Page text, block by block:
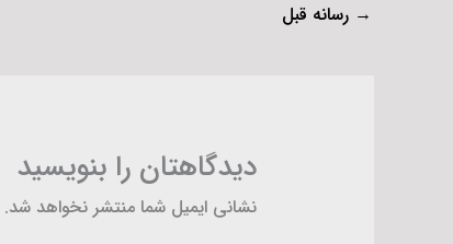
→ رسانه قبل
دیدگاهتان را بنویسید
نشانی ایمیل شما منتشر نخواهد شد.